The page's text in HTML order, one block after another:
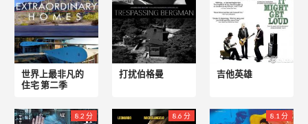
世界上最非凡的
住宅 第二季
打扰伯格曼 吉他英雄
8.2 分 8.6 分 8.1 分